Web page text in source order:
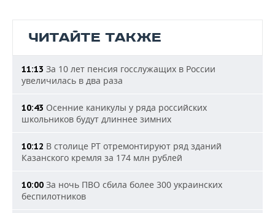
ЧИТАЙТЕ ТАКЖЕ
11:13 За 10 лет пенсия госслужащих в России
увеличилась в два раза
10:43 Осенние каникулы у ряда российских
школьников будут длиннее зимних
10:12 В столице РТ отремонтируют ряд зданий
Казанского кремля за 174 млн рублей
10:00 За ночь ПВО сбила более 300 украинских
беспилотников